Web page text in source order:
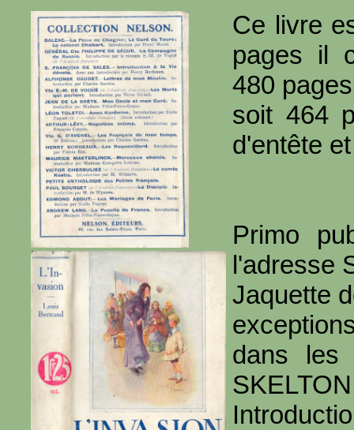
Ce livre
pages il
480 pages
soit 464
d'entête
Primo
l'adresse
Jaquette
dans